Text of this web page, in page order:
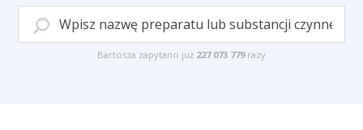
Bartosza zapytano już 227 073 779 razy